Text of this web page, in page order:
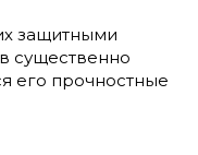
защитными
существенно
его прочностные